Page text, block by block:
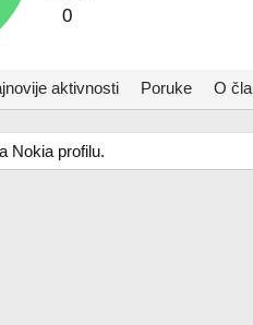
0
aktivnosti Poruke O
Nokia profilu.